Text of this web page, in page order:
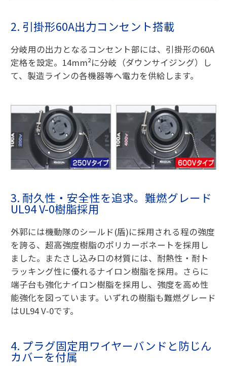
2. 引掛形60A出力コンセント搭載
分岐用の出力となるコンセント部には、引掛形の60A
定格を設定。14mm²に分岐（ダウンサイジング）し
て、製造ラインの各機器等へ電力を供給します。
3. 耐久性・安全性を追求。難燃グレード
UL94 V-0樹脂採用
外郭には機動隊のシールド(盾)に採用される程の強度
を誇る、超高強度樹脂のポリカーボネートを採用し
ました。またさし込み口の材質には、耐熱性・耐ト
ラッキング性に優れるナイロン樹脂を採用。さらに
端子台も強化ナイロン樹脂を採用し、強度を高め性
能強化を図っています。いずれの樹脂も難燃グレード
はUL94 V-0です。
4. プラグ固定用ワイヤーバンドと防じん
カバーを付属